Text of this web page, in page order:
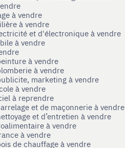
à vendre
à vendre
et d'électronique à vendre
à vendre
à vendre
à vendre
marketing à vendre
à vendre
à reprendre
et de maçonnerie à vendre
et d’entretien à vendre
à vendre
à vendre
de chauffage à vendre